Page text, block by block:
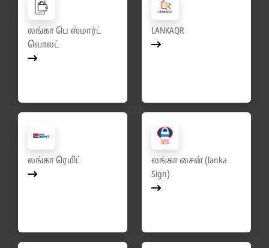
லங்கா பெ ஸ்மார்ட்
வொலட்
LANKAQR
லங்கா ரெமிட்
லங்கா சைன் (lanka
Sign)